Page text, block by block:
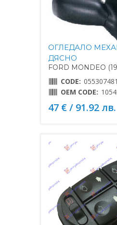
ОГЛЕДАЛО
ДЯСНО
FORD MONDEO
CODE: 055307481
OEM CODE:
47 € / 91.92 лв.